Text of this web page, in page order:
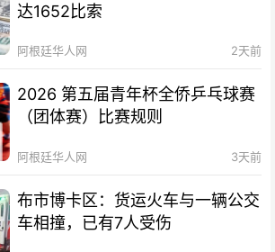
达1652比索
阿根廷华人网 2天前
2026 第五届青年杯全侨乒乓球赛
（团体赛）比赛规则
阿根廷华人网 3天前
布市博卡区：货运火车与一辆公交
车相撞，已有7人受伤